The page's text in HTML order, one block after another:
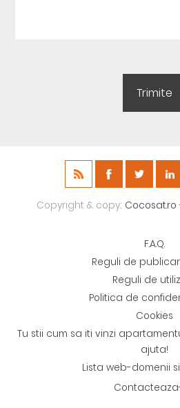
Copyright & copy;
F.A.Q.
Reguli de
Reguli de
Politica de
Cookies
Tu stii cum sa iti vinzi
ajuta!
Lista web-domenii